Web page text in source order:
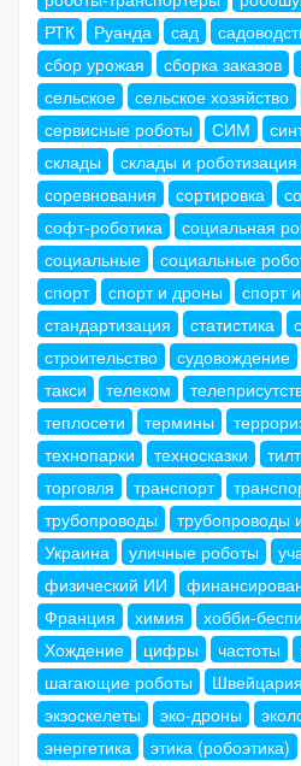
РТК
Руанда сад
сбор урожая
сборка заказов
сельское
сельское хозяйство
сервисные роботы
СИМ
склады
склады и роботизация
соревнования
сортировка
софт-роботика
социальная
социальные
социальные
спорт
спорт и дроны спорт
стандартизация
статистика
строительство
судовождение
такси
телеком
теплосети
термины
технопарки
техносказки
торговля
транспорт
трубопроводы
трубопроводы
Украина
уличные роботы
физический ИИ
Франция
химия хобби-
Хождение
цифры частоты
шагающие роботы
Швейцария
экзоскелеты
эко-дроны
энергетика
этика (робоэтика)